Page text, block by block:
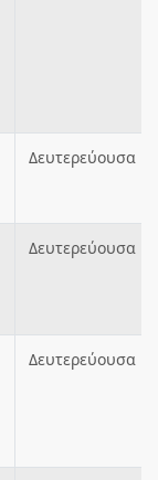
Δευτερεύουσα
Δευτερεύουσα
Δευτερεύουσα